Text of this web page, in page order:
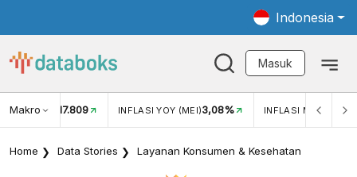
Indonesia
Masuk
Makro
USD/IDR 17.809 INFLASI YOY (MEI)3,08% INFLASI MOM (MEI)
Home Data Stories Layanan Konsumen & Kesehatan